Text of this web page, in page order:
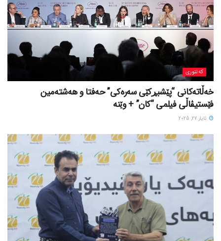
کەلتوری
خه‌ڵاته‌کانی “پێشبڕکێی سه‌ره‌کی” حه‌فتا و هه‌شته‌مین
فێستیڤاڵی فیلمی “کان” + وێنە
ئایار 27, 2025